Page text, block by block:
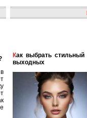
Как выбрать стильный и удобный наряд для активных
выходных